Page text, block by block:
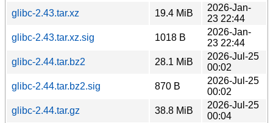
glibc-2.43.tar.xz
19.4 MiB
2026-Jan-
23 22:44
glibc-2.43.tar.xz.sig
1018 B
2026-Jan-
23 22:44
glibc-2.44.tar.bz2
28.1 MiB
2026-Jul-25
00:02
glibc-2.44.tar.bz2.sig
870 B
2026-Jul-25
00:02
glibc-2.44.tar.gz
38.8 MiB
2026-Jul-25
00:04